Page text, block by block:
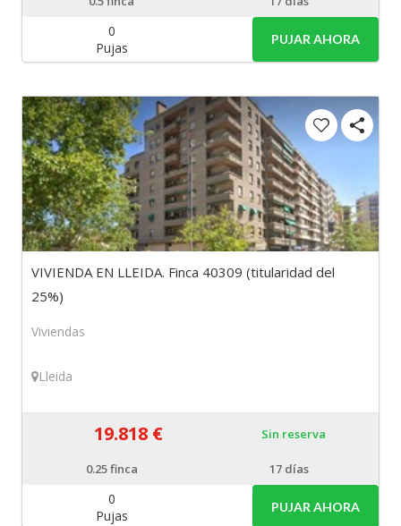
0
Pujas
PUJAR AHORA
VIVIENDA EN LLEIDA. Finca 40309 (titularidad del
25%)
Viviendas
Lleida
19.818 € Sin reserva
0.25finca 17 días
0
Pujas
PUJAR AHORA